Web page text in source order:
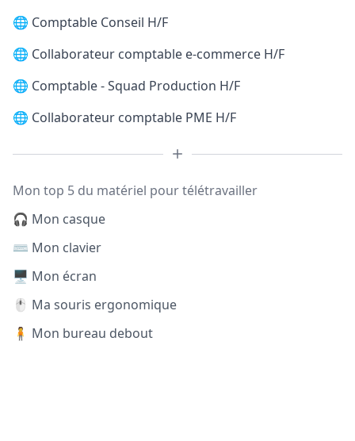
🌐 Comptable Conseil H/F
🌐 Collaborateur comptable e-commerce H/F
🌐 Comptable - Squad Production H/F
🌐 Collaborateur comptable PME H/F
Mon top 5 du matériel pour télétravailler
🎧 Mon casque
⌨️ Mon clavier
🖥️ Mon écran
🖱️ Ma souris ergonomique
🧍 Mon bureau debout